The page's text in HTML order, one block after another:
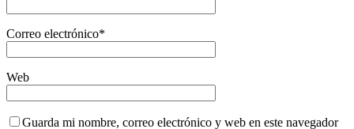
Correo electrónico*
Web
Guarda mi nombre, correo electrónico y web en este navegador